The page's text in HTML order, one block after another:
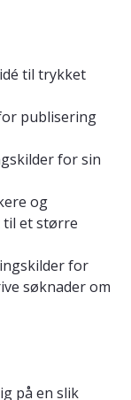
til trykket
publisering
for sin
og
til et større
for
søknader om
på en slik